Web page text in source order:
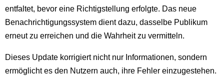
entfaltet, bevor eine Richtigstellung erfolgte. Das neue
Benachrichtigungssystem dient dazu, dasselbe Publikum
erneut zu erreichen und die Wahrheit zu vermitteln.
Dieses Update korrigiert nicht nur Informationen, sondern
ermöglicht es den Nutzern auch, ihre Fehler einzugestehen.